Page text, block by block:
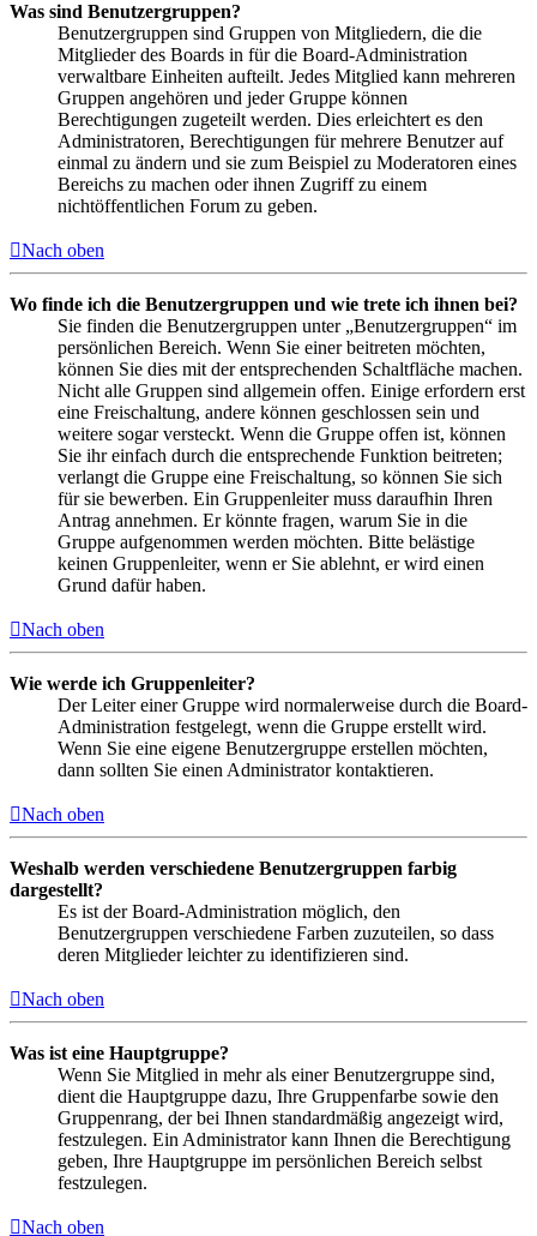
Was sind Benutzergruppen?
Benutzergruppen sind Gruppen von Mitgliedern, die die
Mitglieder des Boards in für die Board-Administration
verwaltbare Einheiten aufteilt. Jedes Mitglied kann mehreren
Gruppen angehören und jeder Gruppe können
Berechtigungen zugeteilt werden. Dies erleichtert es den
Administratoren, Berechtigungen für mehrere Benutzer auf
einmal zu ändern und sie zum Beispiel zu Moderatoren eines
Bereichs zu machen oder ihnen Zugriff zu einem
nichtöffentlichen Forum zu geben.
Nach oben
Wo finde ich die Benutzergruppen und wie trete ich ihnen bei?
Sie finden die Benutzergruppen unter „Benutzergruppen“ im
persönlichen Bereich. Wenn Sie einer beitreten möchten,
können Sie dies mit der entsprechenden Schaltfläche machen.
Nicht alle Gruppen sind allgemein offen. Einige erfordern erst
eine Freischaltung, andere können geschlossen sein und
weitere sogar versteckt. Wenn die Gruppe offen ist, können
Sie ihr einfach durch die entsprechende Funktion beitreten;
verlangt die Gruppe eine Freischaltung, so können Sie sich
für sie bewerben. Ein Gruppenleiter muss daraufhin Ihren
Antrag annehmen. Er könnte fragen, warum Sie in die
Gruppe aufgenommen werden möchten. Bitte belästige
keinen Gruppenleiter, wenn er Sie ablehnt, er wird einen
Grund dafür haben.
Nach oben
Wie werde ich Gruppenleiter?
Der Leiter einer Gruppe wird normalerweise durch die Board-
Administration festgelegt, wenn die Gruppe erstellt wird.
Wenn Sie eine eigene Benutzergruppe erstellen möchten,
dann sollten Sie einen Administrator kontaktieren.
Nach oben
Weshalb werden verschiedene Benutzergruppen farbig
dargestellt?
Es ist der Board-Administration möglich, den
Benutzergruppen verschiedene Farben zuzuteilen, so dass
deren Mitglieder leichter zu identifizieren sind.
Nach oben
Was ist eine Hauptgruppe?
Wenn Sie Mitglied in mehr als einer Benutzergruppe sind,
dient die Hauptgruppe dazu, Ihre Gruppenfarbe sowie den
Gruppenrang, der bei Ihnen standardmäßig angezeigt wird,
festzulegen. Ein Administrator kann Ihnen die Berechtigung
geben, Ihre Hauptgruppe im persönlichen Bereich selbst
festzulegen.
Nach oben